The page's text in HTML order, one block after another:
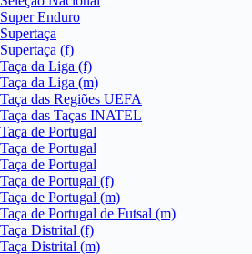
Super Enduro
Supertaça
Supertaça (f)
Taça da Liga (f)
Taça da Liga (m)
Taça das Regiões UEFA
Taça das Taças INATEL
Taça de Portugal
Taça de Portugal
Taça de Portugal
Taça de Portugal (f)
Taça de Portugal (m)
Taça de Portugal de Futsal (m)
Taça Distrital (f)
Taça Distrital (m)